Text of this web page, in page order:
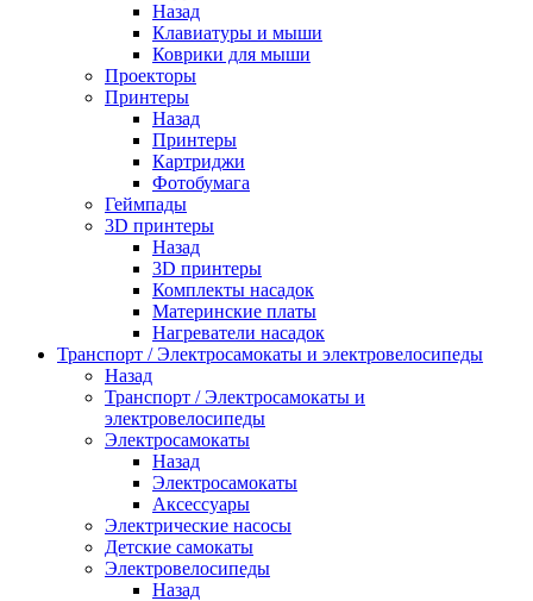
Назад
Клавиатуры и мыши
Коврики для мыши
Проекторы
Принтеры
Назад
Принтеры
Картриджи
Фотобумага
Геймпады
3D принтеры
Назад
3D принтеры
Комплекты насадок
Материнские платы
Нагреватели насадок
Транспорт / Электросамокаты и электровелосипеды
Назад
Транспорт / Электросамокаты и
электровелосипеды
Электросамокаты
Назад
Электросамокаты
Аксессуары
Электрические насосы
Детские самокаты
Электровелосипеды
Назад